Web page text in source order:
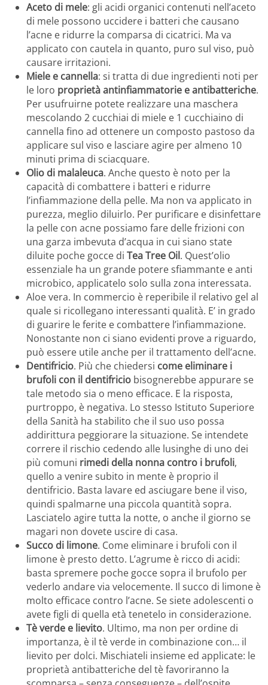
Aceto di mele: gli acidi organici contenuti nell’aceto
di mele possono uccidere i batteri che causano
l’acne e ridurre la comparsa di cicatrici. Ma va
applicato con cautela in quanto, puro sul viso, può
causare irritazioni.
Miele e cannella: si tratta di due ingredienti noti per
le loro proprietà antinfiammatorie e antibatteriche.
Per usufruirne potete realizzare una maschera
mescolando 2 cucchiai di miele e 1 cucchiaino di
cannella fino ad ottenere un composto pastoso da
applicare sul viso e lasciare agire per almeno 10
minuti prima di sciacquare.
Olio di malaleuca. Anche questo è noto per la
capacità di combattere i batteri e ridurre
l’infiammazione della pelle. Ma non va applicato in
purezza, meglio diluirlo. Per purificare e disinfettare
la pelle con acne possiamo fare delle frizioni con
una garza imbevuta d’acqua in cui siano state
diluite poche gocce di Tea Tree Oil. Quest’olio
essenziale ha un grande potere sfiammante e anti
microbico, applicatelo solo sulla zona interessata.
Aloe vera. In commercio è reperibile il relativo gel al
quale si ricollegano interessanti qualità. E’ in grado
di guarire le ferite e combattere l’infiammazione.
Nonostante non ci siano evidenti prove a riguardo,
può essere utile anche per il trattamento dell’acne.
Dentifricio. Più che chiedersi come eliminare i
brufoli con il dentifricio bisognerebbe appurare se
tale metodo sia o meno efficace. E la risposta,
purtroppo, è negativa. Lo stesso Istituto Superiore
della Sanità ha stabilito che il suo uso possa
addirittura peggiorare la situazione. Se intendete
correre il rischio cedendo alle lusinghe di uno dei
più comuni rimedi della nonna contro i brufoli,
quello a venire subito in mente è proprio il
dentifricio. Basta lavare ed asciugare bene il viso,
quindi spalmarne una piccola quantità sopra.
Lasciatelo agire tutta la notte, o anche il giorno se
magari non dovete uscire di casa.
Succo di limone. Come eliminare i brufoli con il
limone è presto detto. L’agrume è ricco di acidi:
basta spremere poche gocce sopra il brufolo per
vederlo andare via velocemente. Il succo di limone è
molto efficace contro l’acne. Se siete adolescenti o
avete figli di quella età tenetelo in considerazione.
Tè verde e lievito. Ultimo, ma non per ordine di
importanza, è il tè verde in combinazione con… il
lievito per dolci. Mischiateli insieme ed applicate: le
proprietà antibatteriche del tè favoriranno la